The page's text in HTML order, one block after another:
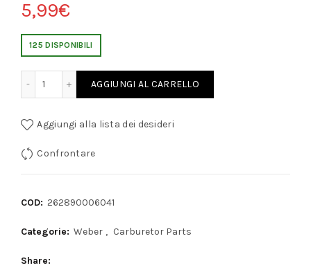
5,99€
125 DISPONIBILI
AGGIUNGI AL CARRELLO
Aggiungi alla lista dei desideri
Confrontare
COD: 262890006041
Categorie: Weber , Carburetor Parts
Share